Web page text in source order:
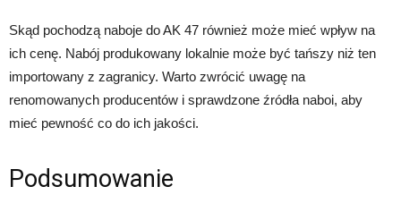
Skąd pochodzą naboje do AK 47 również może mieć wpływ na
ich cenę. Nabój produkowany lokalnie może być tańszy niż ten
importowany z zagranicy. Warto zwrócić uwagę na
renomowanych producentów i sprawdzone źródła naboi, aby
mieć pewność co do ich jakości.
Podsumowanie